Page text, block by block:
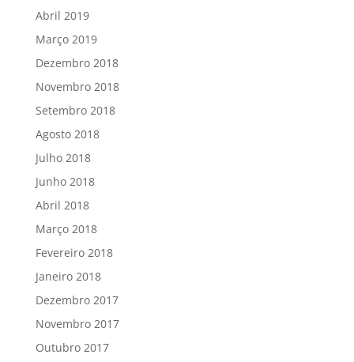
Abril 2019
Março 2019
Dezembro 2018
Novembro 2018
Setembro 2018
Agosto 2018
Julho 2018
Junho 2018
Abril 2018
Março 2018
Fevereiro 2018
Janeiro 2018
Dezembro 2017
Novembro 2017
Outubro 2017